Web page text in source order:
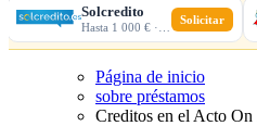
Solcredito Solicitar
Página de inicio
sobre préstamos
Creditos en el Acto On